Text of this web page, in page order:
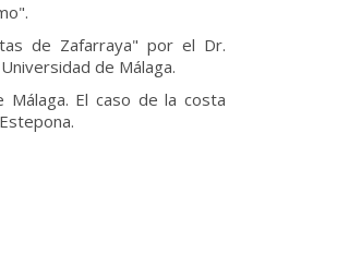
de Zafarraya" por el Dr.
de Málaga.
Málaga. El caso de la costa